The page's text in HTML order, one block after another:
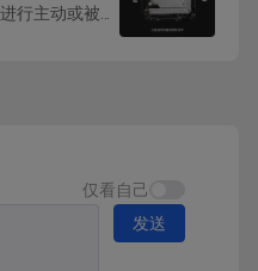
行主动或被动
仅看自己
发送